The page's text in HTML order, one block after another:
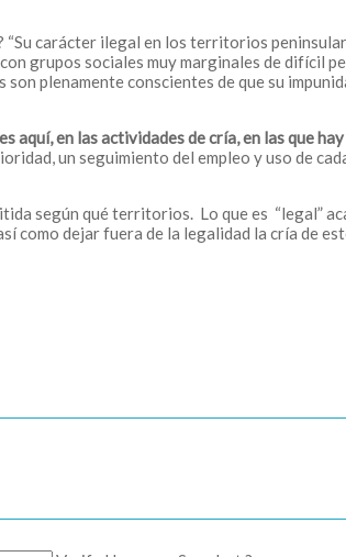
carácter ilegal en los territorios
grupos sociales muy marginales de difícil
plenamente conscientes de que su
esaquí, en las actividades de cría,en las que
un seguimiento del empleo y uso de
según qué territorios. Lo que es “legal”
como dejar fuera de la legalidad la cría de